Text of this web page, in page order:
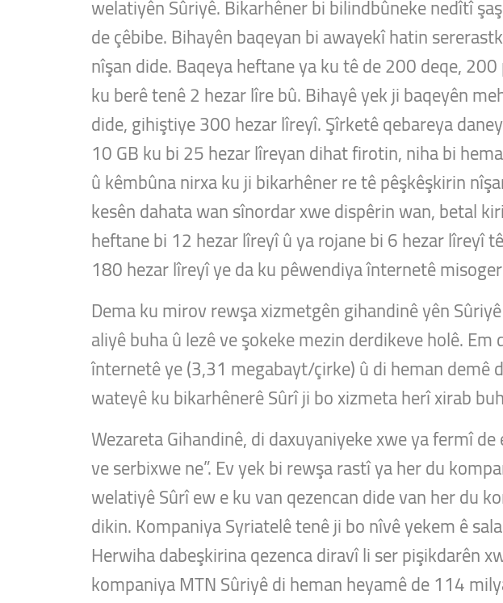
welatiyên Sûriyê. Bikarhêner bi bilindbûneke nedîtî
de çêbibe. Bihayên baqeyan bi awayekî hatin
nîşan dide. Baqeya heftane ya ku tê de 200 deqe,
ku berê tenê 2 hezar lîre bû. Bihayê yek ji baqeyên
dide, gihiştiye 300 hezar lîreyî. Şîrketê qebareya
10 GB ku bi 25 hezar lîreyan dihat firotin, niha bi
û kêmbûna nirxa ku ji bikarhêner re tê pêşkêşkirin
kesên dahata wan sînordar xwe dispêrin wan, betal
heftane bi 12 hezar lîreyî û ya rojane bi 6 hezar lîreyî
180 hezar lîreyî ye da ku pêwendiya înternetê
Dema ku mirov rewşa xizmetgên gihandinê yên
aliyê buha û lezê ve şokeke mezin derdikeve holê.
înternetê ye (3,31 megabayt/çirke) û di heman demê
wateyê ku bikarhênerê Sûrî ji bo xizmeta herî xirab
Wezareta Gihandinê, di daxuyaniyeke xwe ya fermî
ve serbixwe ne”. Ev yek bi rewşa rastî ya her du
welatiyê Sûrî ew e ku van qezencan dide van her du
dikin. Kompaniya Syriatelê tenê ji bo nîvê yekem ê
Herwiha dabeşkirina qezenca diravî li ser pişikdarên
kompaniya MTN Sûriyê di heman heyamê de 114